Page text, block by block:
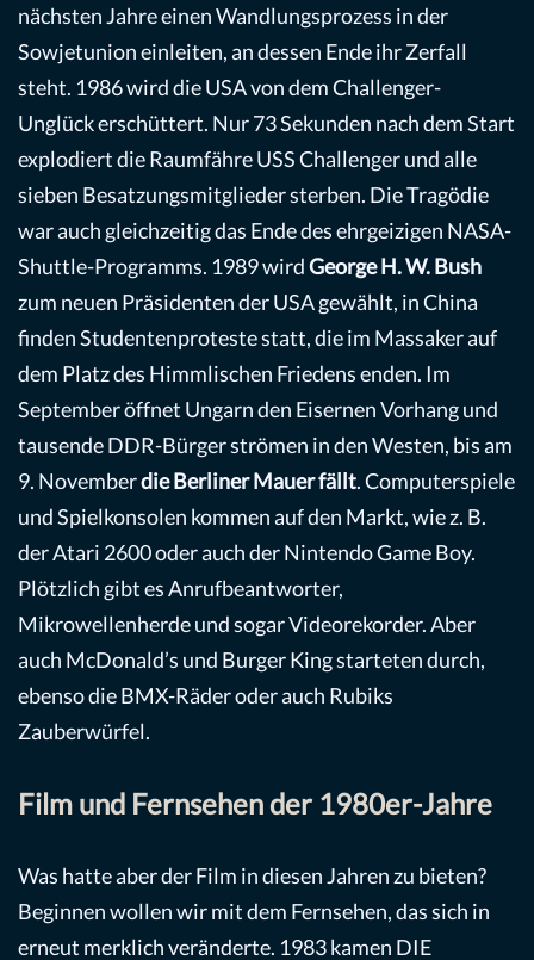
nächsten Jahre einen Wandlungsprozess in der
Sowjetunion einleiten, an dessen Ende ihr Zerfall
steht. 1986 wird die USA von dem Challenger-
Unglück erschüttert. Nur 73 Sekunden nach dem Start
explodiert die Raumfähre USS Challenger und alle
sieben Besatzungsmitglieder sterben. Die Tragödie
war auch gleichzeitig das Ende des ehrgeizigen NASA-
Shuttle-Programms. 1989 wirdGeorge H. W. Bush
zum neuen Präsidenten der USA gewählt, in China
finden Studentenproteste statt, die im Massaker auf
dem Platz des Himmlischen Friedens enden. Im
September öffnet Ungarn den Eisernen Vorhang und
tausende DDR-Bürger strömen in den Westen, bis am
9. Novemberdie Berliner Mauer fällt. Computerspiele
und Spielkonsolen kommen auf den Markt, wie z. B.
der Atari 2600 oder auch der Nintendo Game Boy.
Plötzlich gibt es Anrufbeantworter,
Mikrowellenherde und sogar Videorekorder. Aber
auch McDonald’s und Burger King starteten durch,
ebenso die BMX-Räder oder auch Rubiks
Zauberwürfel.
Film und Fernsehen der 1980er-Jahre
Was hatte aber der Film in diesen Jahren zu bieten?
Beginnen wollen wir mit dem Fernsehen, das sich in
erneut merklich veränderte. 1983 kamen DIE